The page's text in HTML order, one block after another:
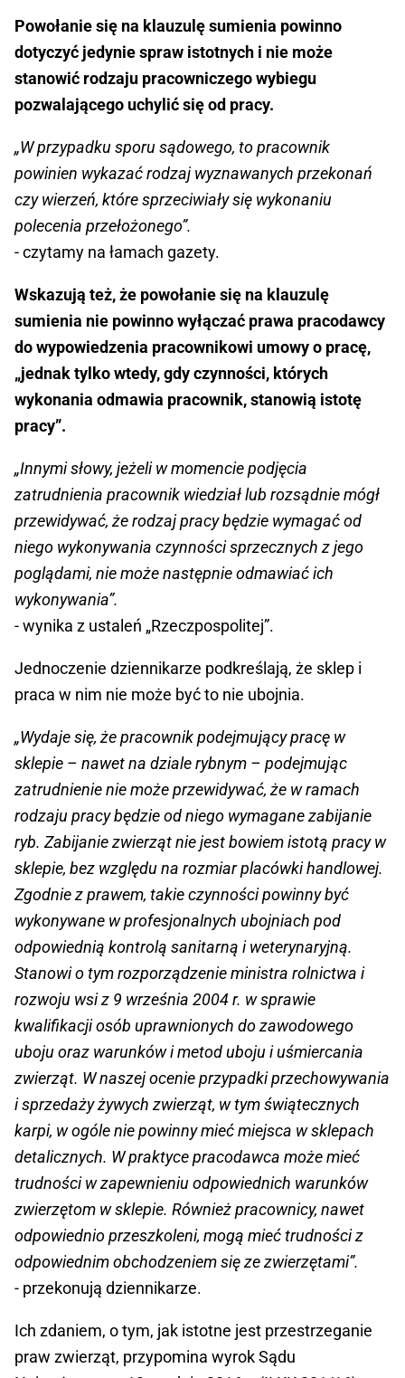
Powołanie się na klauzulę sumienia powinno
dotyczyć jedynie spraw istotnych i nie może
stanowić rodzaju pracowniczego wybiegu
pozwalającego uchylić się od pracy.
„W przypadku sporu sądowego, to pracownik
powinien wykazać rodzaj wyznawanych przekonań
czy wierzeń, które sprzeciwiały się wykonaniu
polecenia przełożonego”.
- czytamy na łamach gazety.
Wskazują też, że powołanie się na klauzulę
sumienia nie powinno wyłączać prawa pracodawcy
do wypowiedzenia pracownikowi umowy o pracę,
„jednak tylko wtedy, gdy czynności, których
wykonania odmawia pracownik, stanowią istotę
pracy”.
„Innymi słowy, jeżeli w momencie podjęcia
zatrudnienia pracownik wiedział lub rozsądnie mógł
przewidywać, że rodzaj pracy będzie wymagać od
niego wykonywania czynności sprzecznych z jego
poglądami, nie może następnie odmawiać ich
wykonywania”.
- wynika z ustaleń „Rzeczpospolitej”.
Jednoczenie dziennikarze podkreślają, że sklep i
praca w nim nie może być to nie ubojnia.
„Wydaje się, że pracownik podejmujący pracę w
sklepie – nawet na dziale rybnym – podejmując
zatrudnienie nie może przewidywać, że w ramach
rodzaju pracy będzie od niego wymagane zabijanie
ryb. Zabijanie zwierząt nie jest bowiem istotą pracy w
sklepie, bez względu na rozmiar placówki handlowej.
Zgodnie z prawem, takie czynności powinny być
wykonywane w profesjonalnych ubojniach pod
odpowiednią kontrolą sanitarną i weterynaryjną.
Stanowi o tym rozporządzenie ministra rolnictwa i
rozwoju wsi z 9 września 2004 r. w sprawie
kwalifikacji osób uprawnionych do zawodowego
uboju oraz warunków i metod uboju i uśmiercania
zwierząt. W naszej ocenie przypadki przechowywania
i sprzedaży żywych zwierząt, w tym świątecznych
karpi, w ogóle nie powinny mieć miejsca w sklepach
detalicznych. W praktyce pracodawca może mieć
trudności w zapewnieniu odpowiednich warunków
zwierzętom w sklepie. Również pracownicy, nawet
odpowiednio przeszkoleni, mogą mieć trudności z
odpowiednim obchodzeniem się ze zwierzętami”.
- przekonują dziennikarze.
Ich zdaniem, o tym, jak istotne jest przestrzeganie
praw zwierząt, przypomina wyrok Sądu